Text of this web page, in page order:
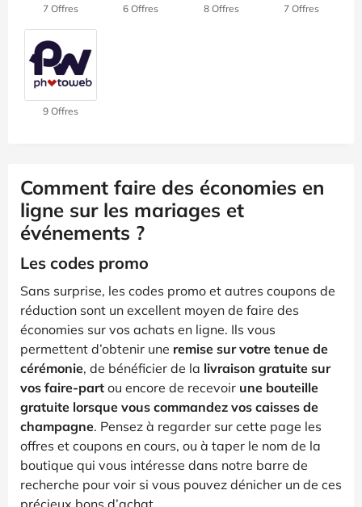
7 Offres 6 Offres 8 Offres 7 Offres
9 Offres
Comment faire des économies en
ligne sur les mariages et
événements ?
Les codes promo
Sans surprise, les codes promo et autres coupons de
réduction sont un excellent moyen de faire des
économies sur vos achats en ligne. Ils vous
permettent d’obtenir une remise sur votre tenue de
cérémonie, de bénéficier de la livraison gratuite sur
vos faire-part ou encore de recevoir une bouteille
gratuite lorsque vous commandez vos caisses de
champagne. Pensez à regarder sur cette page les
offres et coupons en cours, ou à taper le nom de la
boutique qui vous intéresse dans notre barre de
recherche pour voir si vous pouvez dénicher un de ces